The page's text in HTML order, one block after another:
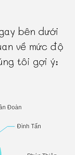
bên dưới
về mức độ
tôi gợi ý: